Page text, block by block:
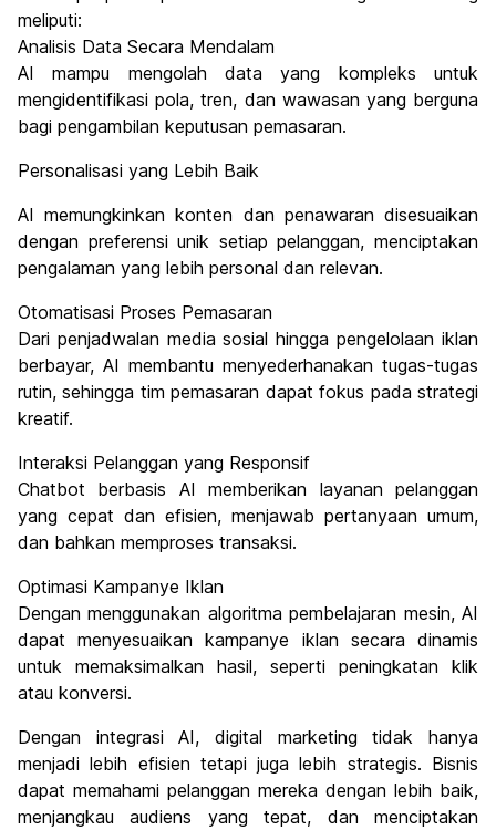
meliputi:
Analisis Data Secara Mendalam
AI mampu mengolah data yang kompleks untuk
mengidentifikasi pola, tren, dan wawasan yang berguna
bagi pengambilan keputusan pemasaran.
Personalisasi yang Lebih Baik
AI memungkinkan konten dan penawaran disesuaikan
dengan preferensi unik setiap pelanggan, menciptakan
pengalaman yang lebih personal dan relevan.
Otomatisasi Proses Pemasaran
Dari penjadwalan media sosial hingga pengelolaan iklan
berbayar, AI membantu menyederhanakan tugas-tugas
rutin, sehingga tim pemasaran dapat fokus pada strategi
kreatif.
Interaksi Pelanggan yang Responsif
Chatbot berbasis AI memberikan layanan pelanggan
yang cepat dan efisien, menjawab pertanyaan umum,
dan bahkan memproses transaksi.
Optimasi Kampanye Iklan
Dengan menggunakan algoritma pembelajaran mesin, AI
dapat menyesuaikan kampanye iklan secara dinamis
untuk memaksimalkan hasil, seperti peningkatan klik
atau konversi.
Dengan integrasi AI, digital marketing tidak hanya
menjadi lebih efisien tetapi juga lebih strategis. Bisnis
dapat memahami pelanggan mereka dengan lebih baik,
menjangkau audiens yang tepat, dan menciptakan